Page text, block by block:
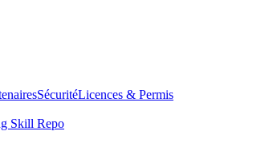
SécuritéLicences & Permis
Skill Repo